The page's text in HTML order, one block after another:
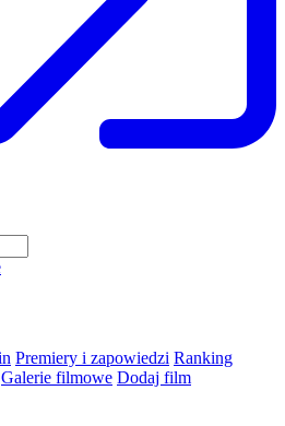
Premiery i zapowiedzi Ranking
Galerie filmowe Dodaj film